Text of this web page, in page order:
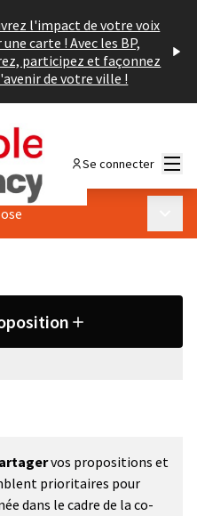
l'impact de votre voix
une carte ! Avec les BP,
participez et façonnez
de votre ville !
Se connecter
vos propositions et
prioritaires pour
dans le cadre de la co-